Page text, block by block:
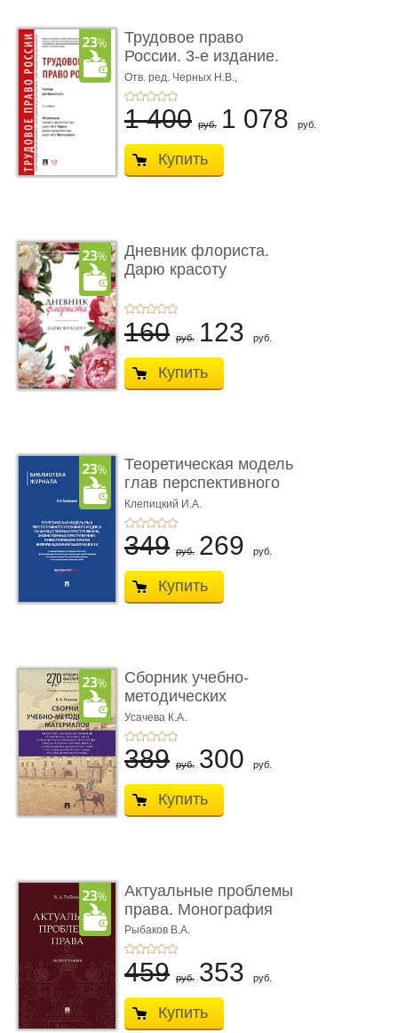
Трудовое право
России. 3-е издание.
Учебник для ...
Отв. ред. Черных Н.В.,
Шестерякова И.В.
1 400 руб. 1 078 руб.
Купить
Дневник флориста.
Дарю красоту
160 руб. 123 руб.
Купить
Теоретическая модель
глав перспективного
УК о ...
Клепицкий И.А.
349 руб. 269 руб.
Купить
Сборник учебно-
методических
материалов по кур ...
Усачева К.А.
389 руб. 300 руб.
Купить
Актуальные проблемы
права. Монография
Рыбаков В.А.
459 руб. 353 руб.
Купить